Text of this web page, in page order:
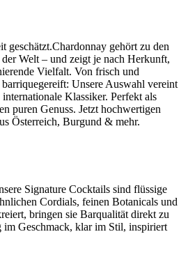
geschätzt.Chardonnay gehört zu den
Welt – und zeigt je nach Herkunft,
Vielfalt. Von frisch und
Unsere Auswahl vereint
Klassiker. Perfekt als
puren Genuss. Jetzt hochwertigen
Österreich, Burgund & mehr.
Signature Cocktails sind flüssige
Cordials, feinen Botanicals und
bringen sie Barqualität direkt zu
im Geschmack, klar im Stil, inspiriert